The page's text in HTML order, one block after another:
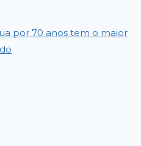
por 70 anos tem o maior